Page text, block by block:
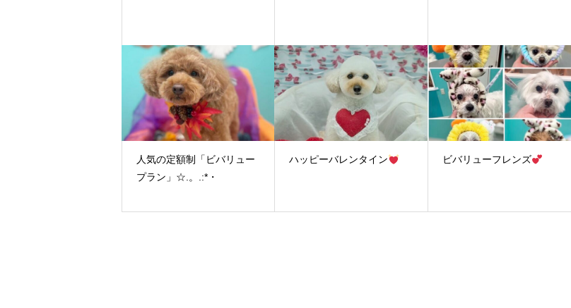
人気の定額制「ビバリュー
プラン」☆.。.:*・
ハッピーバレンタイン ビバリューフレンズ